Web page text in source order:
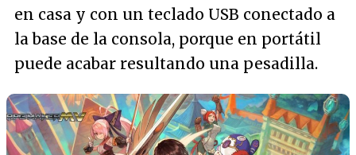
en casa y con un teclado USB conectado a
la base de la consola, porque en portátil
puede acabar resultando una pesadilla.